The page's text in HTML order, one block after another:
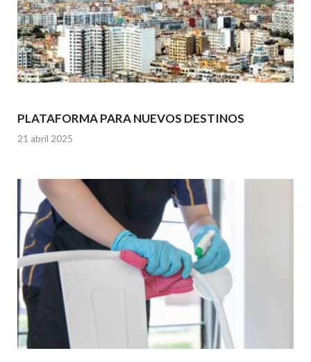
PLATAFORMA PARA NUEVOS DESTINOS
21 abril 2025